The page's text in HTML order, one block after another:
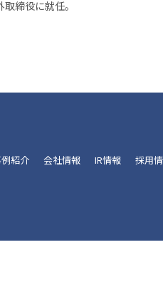
締役に就任。
紹介 会社情報 IR情報 採用